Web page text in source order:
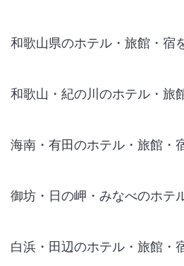
和歌山県のホテル・旅館・宿
和歌山・紀の川のホテル・旅
海南・有田のホテル・旅館・
御坊・日の岬・みなべのホテ
白浜・田辺のホテル・旅館・